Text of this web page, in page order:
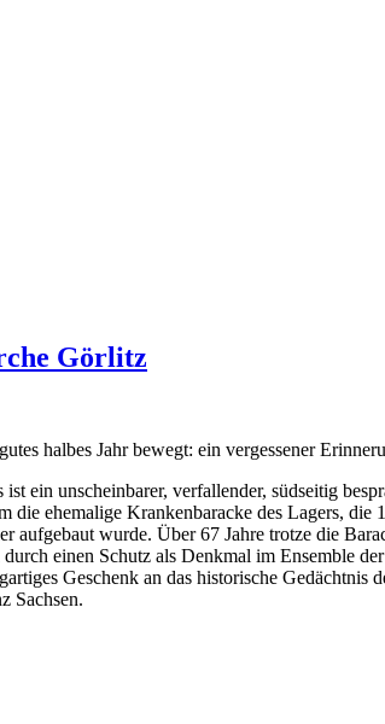
Görlitz
halbes Jahr bewegt: ein vergessener
ein unscheinbarer, verfallender, südseitig
die ehemalige Krankenbaracke des Lagers,
wurde. Über 67 Jahre trotze die
einen Schutz als Denkmal im Ensemble
Geschenk an das historische
Sachsen.